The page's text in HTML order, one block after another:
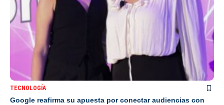
TECNOLOGÍA
Google reafirma su apuesta por conectar audiencias con